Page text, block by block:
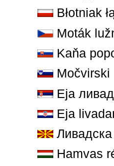
Błotniak
Moták
Kaňa
Močvirski
Eja
Eja
Ливадска
Hamvas